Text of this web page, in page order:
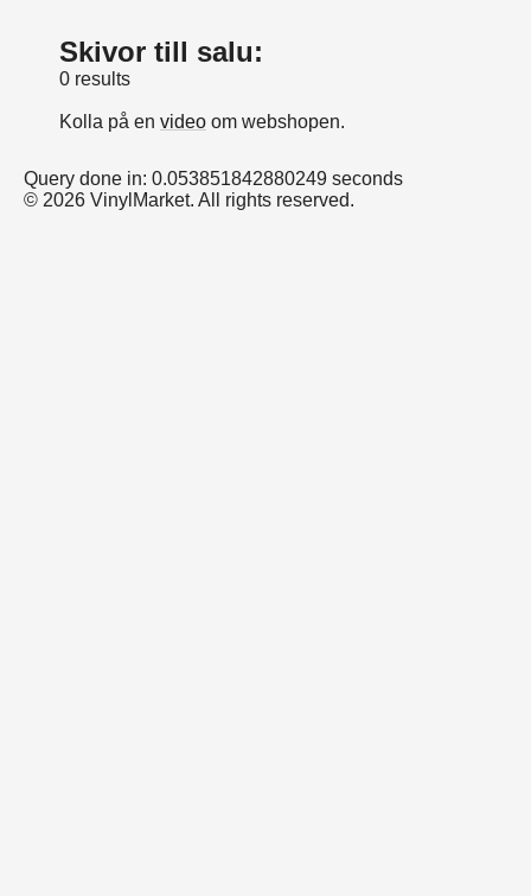
Skivor till salu:
0 results
Kolla på en video om webshopen.
Query done in: 0.053851842880249 seconds
© 2026 VinylMarket. All rights reserved.